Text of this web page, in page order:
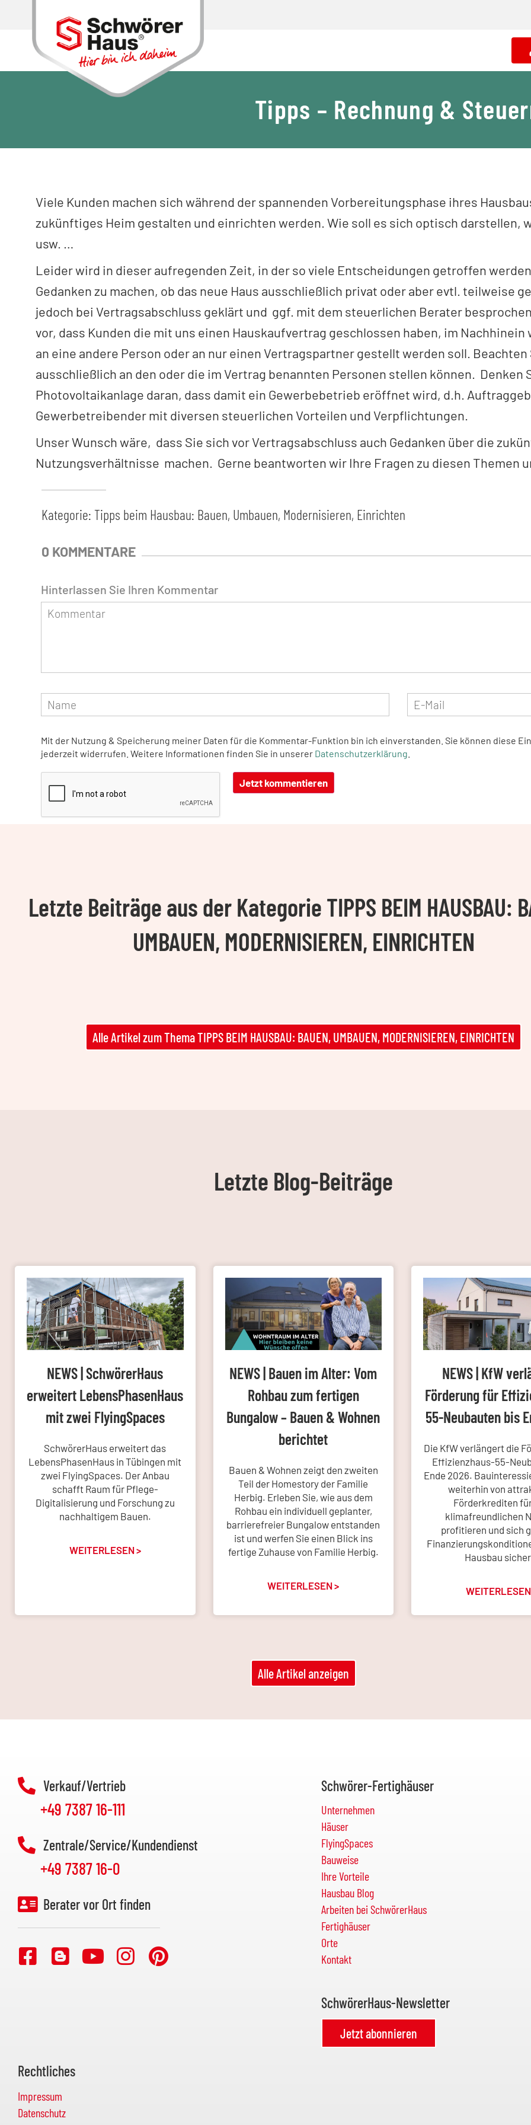
Tipps – Rechnung &
Viele Kunden machen sich während der spannenden Vorbereitungsphase ihres
zukünftiges Heim gestalten und einrichten werden. Wie soll es sich optisch darstellen,
usw. …
Leider wird in dieser aufregenden Zeit, in der so viele Entscheidungen getroffen
Gedanken zu machen, ob das neue Haus ausschließlich privat oder aber evtl. teilweise
jedoch bei Vertragsabschluss geklärt und ggf. mit dem steuerlichen Berater
vor, dass Kunden die mit uns einen Hauskaufvertrag geschlossen haben, im
an eine andere Person oder an nur einen Vertragspartner gestellt werden soll.
ausschließlich an den oder die im Vertrag benannten Personen stellen können. Denken
Photovoltaikanlage daran, dass damit ein Gewerbebetrieb eröffnet wird, d.h.
Gewerbetreibender mit diversen steuerlichen Vorteilen und Verpflichtungen.
Unser Wunsch wäre, dass Sie sich vor Vertragsabschluss auch Gedanken über die
Nutzungsverhältnisse machen. Gerne beantworten wir Ihre Fragen zu diesen Themen
Kategorie: Tipps beim Hausbau: Bauen, Umbauen, Modernisieren, Einrichten
0 KOMMENTARE
Hinterlassen Sie Ihren Kommentar
Mit der Nutzung & Speicherung meiner Daten für die Kommentar-Funktion bin ich einverstanden. Sie können diese
jederzeit widerrufen. Weitere Informationen finden Sie in unserer Datenschutzerklärung
Letzte Beiträge aus der Kategorie TIPPS BEIM HAUSBAU:
UMBAUEN, MODERNISIEREN, EINRICHTEN
Alle Artikel zum Thema TIPPS BEIM HAUSBAU: BAUEN, UMBAUEN, MODERNISIEREN, EINRICHTEN
Letzte Blog-Beiträge
NEWS | SchwörerHaus
erweitert LebensPhasenHaus
mit zwei FlyingSpaces
SchwörerHaus erweitert das
LebensPhasenHaus in Tübingen mit
zwei FlyingSpaces. Der Anbau
schafft Raum für Pflege-
Digitalisierung und Forschung zu
nachhaltigem Bauen.
WEITERLESEN >
NEWS | Bauen im Alter: Vom
Rohbau zum fertigen
Bungalow – Bauen & Wohnen
berichtet
Bauen & Wohnen zeigt den zweiten
Teil der Homestory der Familie
Herbig. Erleben Sie, wie aus dem
Rohbau ein individuell geplanter,
barrierefreier Bungalow entstanden
ist und werfen Sie einen Blick ins
fertige Zuhause von Familie Herbig.
WEITERLESEN >
NEWS | KfW
Förderung für
55-Neubauten bis
Die KfW verlängert die
Effizienzhaus-55-
Ende 2026.
weiterhin von
Förderkrediten
klimafreundlichen
profitieren und sich
Hausbau
Alle Artikel anzeigen
Verkauf/Vertrieb
+49 7387 16-111
Zentrale/Service/Kundendienst
+49 7387 16-0
Berater vor Ort finden
Schwörer-Fertighäuser
Unternehmen
Häuser
FlyingSpaces
Bauweise
Ihre Vorteile
Hausbau Blog
Arbeiten bei SchwörerHaus
Fertighäuser
Orte
Kontakt
SchwörerHaus-Newsletter
Jetzt abonnieren
Rechtliches
Impressum
Datenschutz